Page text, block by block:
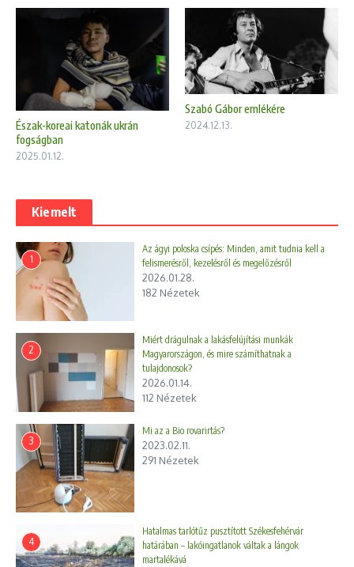
Észak-koreai katonák ukrán
fogságban
2025.01.12.
Szabó Gábor emlékére
2024.12.13.
Kiemelt
1
Az ágyi poloska csípés: Minden, amit tudnia kell a
felismerésről, kezelésről és megelőzésről
2026.01.28.
182 Nézetek
2
Miért drágulnak a lakásfelújítási munkák
Magyarországon, és mire számíthatnak a
tulajdonosok?
2026.01.14.
112 Nézetek
3
Mi az a Bio rovarirtás?
2023.02.11.
291 Nézetek
4
Hatalmas tarlótűz pusztított Székesfehérvár
határában – lakóingatlanok váltak a lángok
martalékává